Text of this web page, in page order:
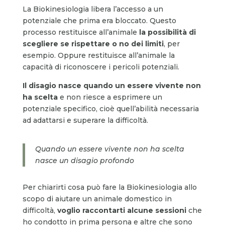
La Biokinesiologia libera l’accesso a un
potenziale che prima era bloccato. Questo
processo restituisce all’animale la possibilità di
scegliere se rispettare o no dei limiti, per
esempio. Oppure restituisce all’animale la
capacità di riconoscere i pericoli potenziali.
Il disagio nasce quando un essere vivente non
ha scelta e non riesce a esprimere un
potenziale specifico, cioè quell’abilità necessaria
ad adattarsi e superare la difficoltà.
Quando un essere vivente non ha scelta
nasce un disagio profondo
Per chiarirti cosa può fare la Biokinesiologia allo
scopo di aiutare un animale domestico in
difficoltà, voglio raccontarti alcune sessioniche
ho condotto in prima persona e altre che sono